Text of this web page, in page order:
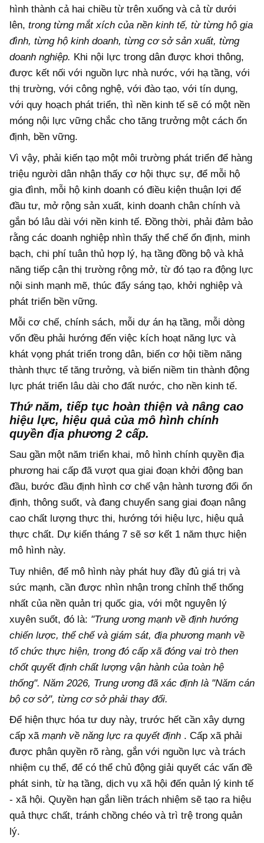
hình thành cả hai chiều từ trên xuống và cả từ dưới
lên, trong từng mắt xích của nền kinh tế, từ từng hộ gia
đình, từng hộ kinh doanh, từng cơ sở sản xuất, từng
doanh nghiệp. Khi nội lực trong dân được khơi thông,
được kết nối với nguồn lực nhà nước, với hạ tầng, với
thị trường, với công nghệ, với đào tạo, với tín dụng,
với quy hoạch phát triển, thì nền kinh tế sẽ có một nền
móng nội lực vững chắc cho tăng trưởng một cách ổn
định, bền vững.
Vì vậy, phải kiến tạo một môi trường phát triển để hàng
triệu người dân nhận thấy cơ hội thực sự, để mỗi hộ
gia đình, mỗi hộ kinh doanh có điều kiện thuận lợi để
đầu tư, mở rộng sản xuất, kinh doanh chân chính và
gắn bó lâu dài với nền kinh tế. Đồng thời, phải đảm bảo
rằng các doanh nghiệp nhìn thấy thể chế ổn định, minh
bạch, chi phí tuân thủ hợp lý, hạ tầng đồng bộ và khả
năng tiếp cận thị trường rộng mở, từ đó tạo ra động lực
nội sinh mạnh mẽ, thúc đẩy sáng tạo, khởi nghiệp và
phát triển bền vững.
Mỗi cơ chế, chính sách, mỗi dự án hạ tầng, mỗi dòng
vốn đều phải hướng đến việc kích hoạt năng lực và
khát vọng phát triển trong dân, biến cơ hội tiềm năng
thành thực tế tăng trưởng, và biến niềm tin thành động
lực phát triển lâu dài cho đất nước, cho nền kinh tế.
Thứ năm, tiếp tục hoàn thiện và nâng cao
hiệu lực, hiệu quả của mô hình chính
quyền địa phương 2 cấp.
Sau gần một năm triển khai, mô hình chính quyền địa
phương hai cấp đã vượt qua giai đoạn khởi động ban
đầu, bước đầu định hình cơ chế vận hành tương đối ổn
định, thông suốt, và đang chuyển sang giai đoạn nâng
cao chất lượng thực thi, hướng tới hiệu lực, hiệu quả
thực chất. Dự kiến tháng 7 sẽ sơ kết 1 năm thực hiện
mô hình này.
Tuy nhiên, để mô hình này phát huy đầy đủ giá trị và
sức mạnh, cần được nhìn nhận trong chỉnh thể thống
nhất của nền quản trị quốc gia, với một nguyên lý
xuyên suốt, đó là: "Trung ương mạnh về định hướng
chiến lược, thể chế và giám sát, địa phương mạnh về
tổ chức thực hiện, trong đó cấp xã đóng vai trò then
chốt quyết định chất lượng vận hành của toàn hệ
thống". Năm 2026, Trung ương đã xác định là "Năm cán
bộ cơ sở", từng cơ sở phải thay đổi.
Để hiện thực hóa tư duy này, trước hết cần xây dựng
cấp xã mạnh về năng lực ra quyết định . Cấp xã phải
được phân quyền rõ ràng, gắn với nguồn lực và trách
nhiệm cụ thể, để có thể chủ động giải quyết các vấn đề
phát sinh, từ hạ tầng, dịch vụ xã hội đến quản lý kinh tế
- xã hội. Quyền hạn gắn liền trách nhiệm sẽ tạo ra hiệu
quả thực chất, tránh chồng chéo và trì trệ trong quản
lý.